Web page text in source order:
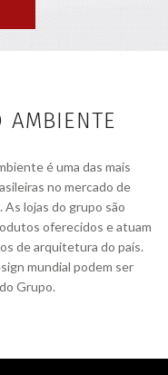
AMBIENTE
é uma das mais
no mercado de
lojas do grupo são
oferecidos e atuam
de arquitetura do país.
mundial podem ser
Grupo.